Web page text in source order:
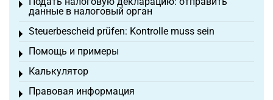
данные в налоговый орган
Toggle menu
Steuerbescheid prüfen: Kontrolle muss sein
Toggle menu
Помощь и примеры
Toggle menu
Калькулятор
Toggle menu
Правовая информация
Toggle menu